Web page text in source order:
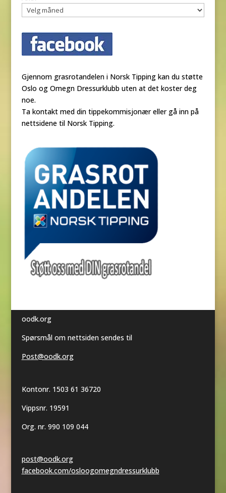
Gjennom grasrotandelen i Norsk Tipping kan du støtte
Oslo og Omegn Dressurklubb uten at det koster deg
noe.
Ta kontakt med din tippekommisjonær eller gå inn på
nettsidene til Norsk Tipping.
oodk.org
Spørsmål om nettsiden sendes til
Post@oodk.org
Kontonr. 1503 61 36720
Vippsnr. 19591
Org. nr. 990 109 044
post@oodk.org
facebook.com/osloogomegndressurklubb